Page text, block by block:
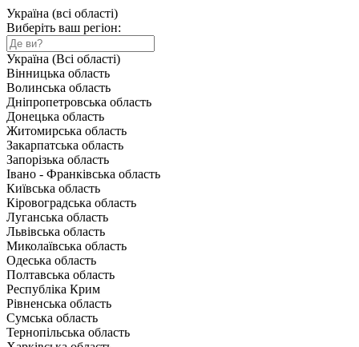
Україна (всі області)
Виберіть ваш регіон:
Україна (Всі області)
Вінницька область
Волинська область
Дніпропетровська область
Донецька область
Житомирська область
Закарпатська область
Запорізька область
Івано - Франківська область
Київська область
Кіровоградська область
Луганська область
Львівська область
Миколаївська область
Одеська область
Полтавська область
Республіка Крим
Рівненська область
Сумська область
Тернопільська область